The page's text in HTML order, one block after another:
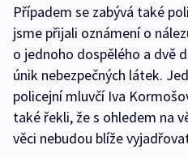
Případem se zabývá také
jsme přijali oznámení o
o jednoho dospělého a dvě
únik nebezpečných látek.
policejní mluvčí Iva
také řekli, že s ohledem na
věci nebudou blíže